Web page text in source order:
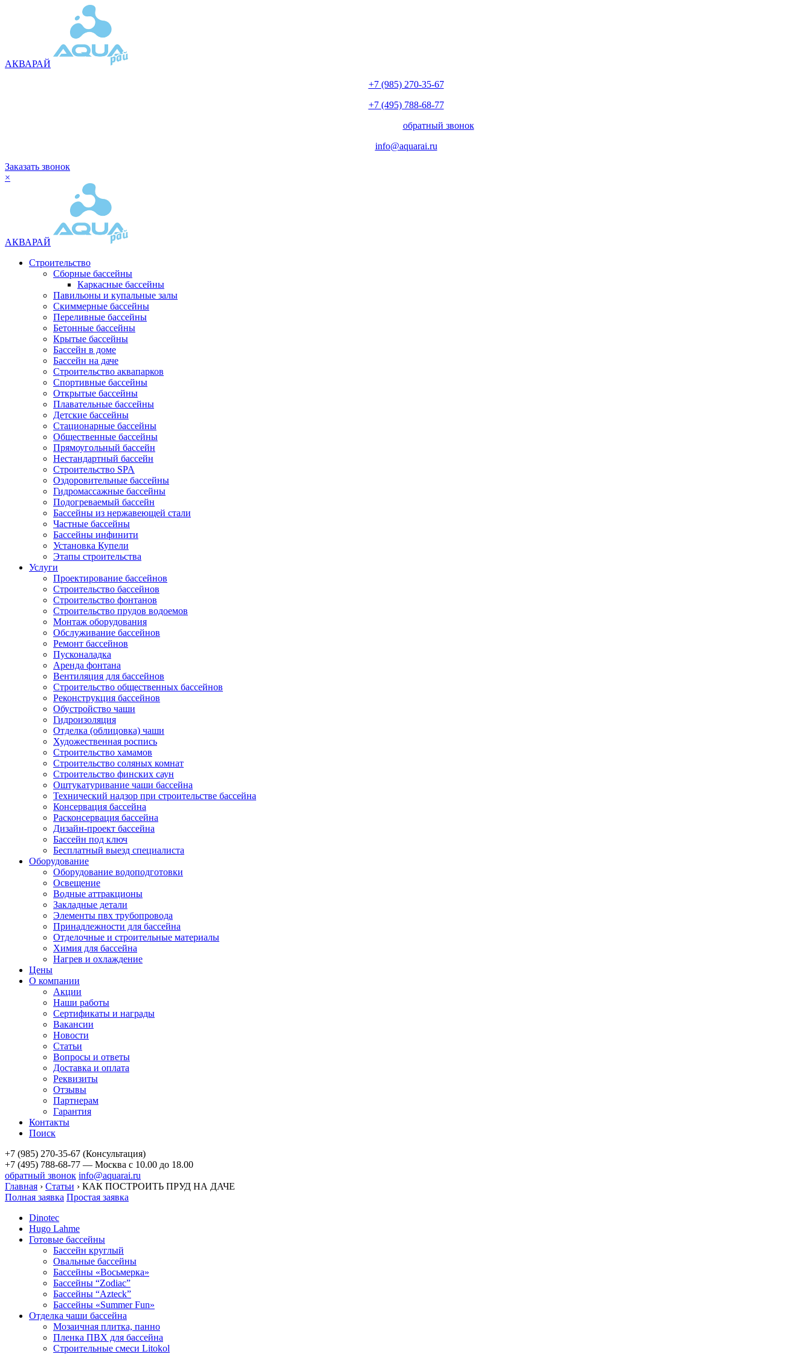
АКВАРАЙ
+7 (985) 270-35-67
+7 (495) 788-68-77
обратный звонок
info@aquarai.ru
Заказать звонок
×
АКВАРАЙ
Строительство
Сборные бассейны
Каркасные бассейны
Павильоны и купальные залы
Скиммерные бассейны
Переливные бассейны
Бетонные бассейны
Крытые бассейны
Бассейн в доме
Бассейн на даче
Строительство аквапарков
Спортивные бассейны
Открытые бассейны
Плавательные бассейны
Детские бассейны
Стационарные бассейны
Общественные бассейны
Прямоугольный бассейн
Нестандартный бассейн
Строительство SPA
Оздоровительные бассейны
Гидромассажные бассейны
Подогреваемый бассейн
Бассейны из нержавеющей стали
Частные бассейны
Бассейны инфинити
Установка Купели
Этапы строительства
Услуги
Проектирование бассейнов
Строительство бассейнов
Строительство фонтанов
Строительство прудов водоемов
Монтаж оборудования
Обслуживание бассейнов
Ремонт бассейнов
Пусконаладка
Аренда фонтана
Вентиляция для бассейнов
Строительство общественных бассейнов
Реконструкция бассейнов
Обустройство чаши
Гидроизоляция
Отделка (облицовка) чаши
Художественная роспись
Строительство хамамов
Строительство соляных комнат
Строительство финских саун
Оштукатуривание чаши бассейна
Технический надзор при строительстве бассейна
Консервация бассейна
Расконсервация бассейна
Дизайн-проект бассейна
Бассейн под ключ
Бесплатный выезд специалиста
Оборудование
Оборудование водоподготовки
Освещение
Водные аттракционы
Закладные детали
Элементы пвх трубопровода
Принадлежности для бассейна
Отделочные и строительные материалы
Химия для бассейна
Нагрев и охлаждение
Цены
О компании
Акции
Наши работы
Сертификаты и награды
Вакансии
Новости
Статьи
Вопросы и ответы
Доставка и оплата
Реквизиты
Отзывы
Партнерам
Гарантия
Контакты
Поиск
+7 (985) 270-35-67 (Консультация)
+7 (495) 788-68-77 — Москва с 10.00 до 18.00
обратный звонок info@aquarai.ru
Главная › Статьи › КАК ПОСТРОИТЬ ПРУД НА ДАЧЕ
Полная заявка Простая заявка
Dinotec
Hugo Lahme
Готовые бассейны
Бассейн круглый
Овальные бассейны
Бассейны «Восьмерка»
Бассейны “Zodiac”
Бассейны “Azteck”
Бассейны «Summer Fun»
Отделка чаши бассейна
Мозаичная плитка, панно
Пленка ПВХ для бассейна
Строительные смеси Litokol